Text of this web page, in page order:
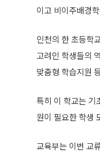
이고 비이주배경
인천의 한 초등학
고려인 학생들의
맞춤형 학습지원
특히 이 학교는 기
원이 필요한 학생
교육부는 이번 교